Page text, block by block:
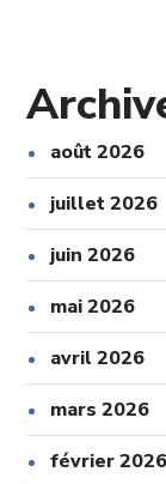
août 2026
juillet 2026
juin 2026
mai 2026
avril 2026
mars 2026
février 2026